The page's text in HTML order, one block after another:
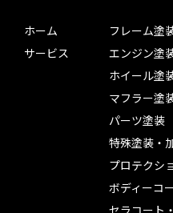
ホーム
サービス
フレーム塗
エンジン塗
ホイール塗
マフラー塗
パーツ塗装
特殊塗装・
プロテクシ
ボディーコ
セラコート